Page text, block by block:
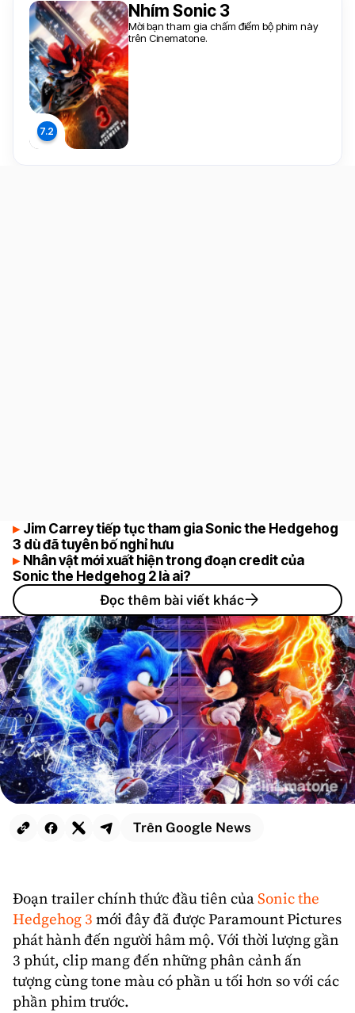
Trên Google News
Đoạn trailer chính thức đầu tiên củaSonicthe
Hedgehog 3 mới đây đã đượcParamount Pictures
phát hành đến người hâm mộ. Với thời lượng gần
3 phút, clip mang đến những phân cảnh ấn
tượng cùng tone màu có phần u tối hơn so với các
phần phim trước.
Nhím Sonic 3
Mời bạn tham gia chấm điểm bộ phim này
trên Cinematone.
Jim Carrey tiếp tục tham gia Sonic the Hedgehog
3 dù đã tuyên bố nghỉ hưu
Nhân vật mới xuất hiện trong đoạn credit của
Sonic the Hedgehog 2 là ai?
Đọc thêm bài viết khác